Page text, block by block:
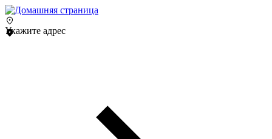
Укажите адрес